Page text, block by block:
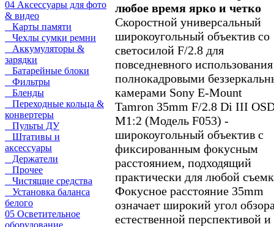
04 Аксессуары для фото
& видео
Карты памяти
Чехлы сумки ремни
Аккумуляторы &
зарядки
Батарейные блоки
Фильтры
Бленды
Переходные кольца &
конвертеры
Пульты ДУ
Штативы и
аксессуары
Держатели
Прочее
Чистящие средства
Установка баланса
белого
05 Осветительное
оборудование
любое время ярко и четко
Скоростной универсальный
широкоугольный объектив со
светосилой F/2.8 для
повседневного
полнокадровыми
камерами Sony E-Mount
Tamron 35mm F/2.8 Di III
M1:2 (Модель F053) -
широкоугольный объектив с
фиксированным фокусным
расстоянием, подходящий
практически для любой
Фокусное расстояние 35mm
означает широкий угол
естественной перспективой и